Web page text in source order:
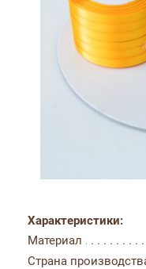
Характеристики:
Материал
Страна